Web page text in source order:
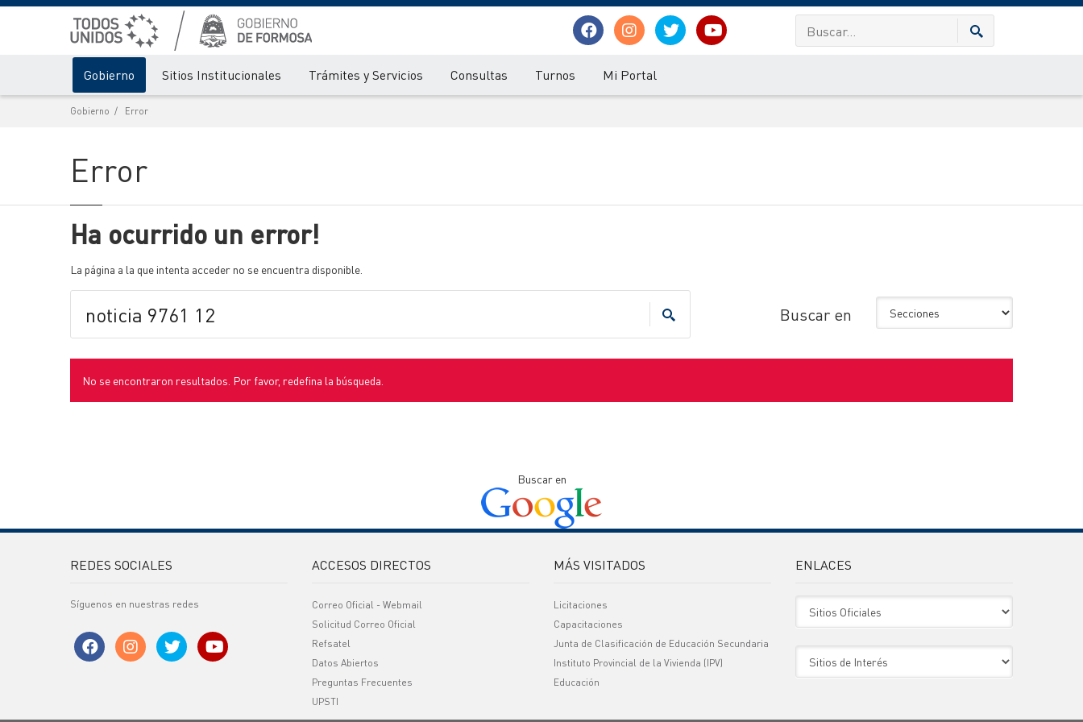
Gobierno Sitios Institucionales Trámites y Servicios Consultas Turnos Mi Portal
Gobierno Error
Error
Ha ocurrido un error!
La página a la que intenta acceder no se encuentra disponible.
Buscar en
No se encontraron resultados. Por favor, redefina la búsqueda.
Buscar en
REDES SOCIALES
Síguenos en nuestras redes
ACCESOS DIRECTOS
Correo Oficial - Webmail
Solicitud Correo Oficial
Refsatel
Datos Abiertos
Preguntas Frecuentes
UPSTI
MÁS VISITADOS
Licitaciones
Capacitaciones
Junta de Clasificación de Educación Secundaria
Instituto Provincial de la Vivienda (IPV)
Educación
ENLACES